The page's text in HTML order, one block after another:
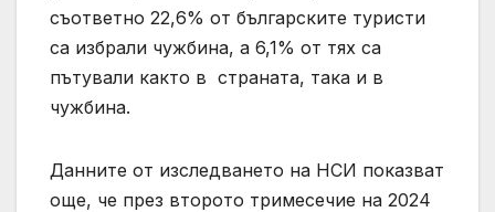
съответно 22,6% от българските туристи
са избрали чужбина, а 6,1% от тях са
пътували както в страната, така и в
чужбина.
Данните от изследването на НСИ показват
още, че през второто тримесечие на 2024